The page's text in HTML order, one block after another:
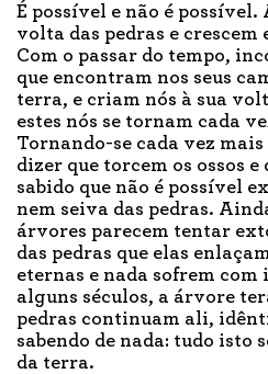
É possível e não é possível.
volta das pedras e crescem
Com o passar do tempo,
que encontram nos seus
terra, e criam nós à sua
estes nós se tornam cada
Tornando-se cada vez
dizer que torcem os ossos e
sabido que não é possível
nem seiva das pedras.
árvores parecem tentar
das pedras que elas
eternas e nada sofrem com
alguns séculos, a árvore
pedras continuam ali,
sabendo de nada: tudo isto
da terra.